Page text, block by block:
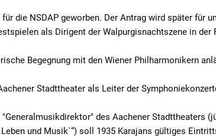
die NSDAP geworben. Der Antrag wird später für
als Dirigent der Walpurgisnachtszene in der
Begegnung mit den Wiener Philharmonikern
Stadttheater als Leiter der
"Generalmusikdirektor" des Aachener
und Musik`“) soll 1935 Karajans gültiges